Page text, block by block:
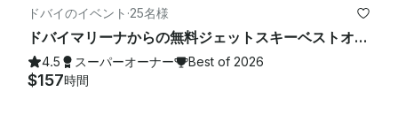
ドバイのイベント ·25名様
ドバイマリーナからの無料ジェットスキーベストオファー付き豪華イタリアンアジムットヨット
4.5 スーパーオーナー Best of 2026
$157時間